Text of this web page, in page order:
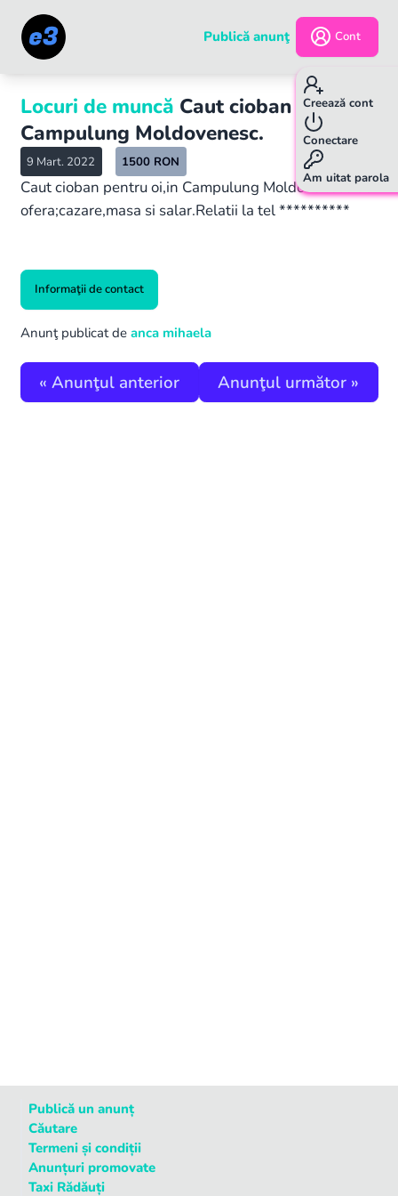
Publică anunţ Cont
Creează cont
Conectare
Am uitat parola
Locuri de muncă Caut cioban la oi in
Campulung Moldovenesc.
9 Mart. 2022 1500 RON
Caut cioban pentru oi,in Campulung Moldovenesc.Se
ofera;cazare,masa si salar.Relatii la tel **********
Informaţii de contact
Anunţ publicat de anca mihaela
« Anunţul anterior Anunţul următor »
Publică un anunț
Căutare
Termeni și condiții
Anunțuri promovate
Taxi Rădăuți